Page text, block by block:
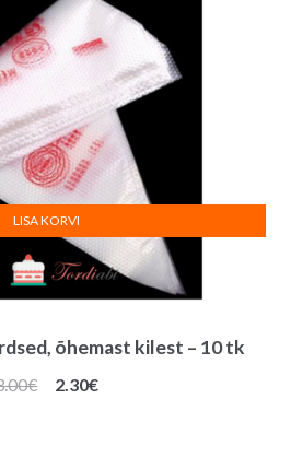
õhemast kilest – 10 tk
€
Algne
2.30€Praegune
LISA KORVI